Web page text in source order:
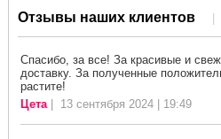
Отзывы наших клиентов
Спасибо, за все! За красивые и
доставку. За полученные
растите!
Цета| 13 сентября 2024 | 19:49